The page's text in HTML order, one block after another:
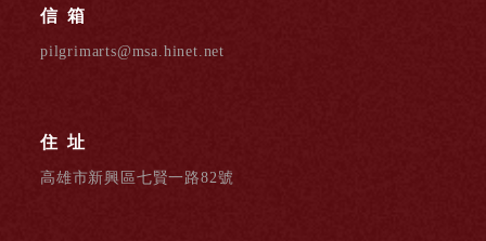
信箱
pilgrimarts@msa.hinet.net
住址
高雄市新興區七賢一路82號